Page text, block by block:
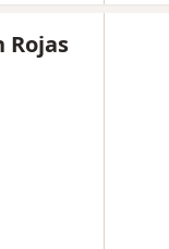
Rojas